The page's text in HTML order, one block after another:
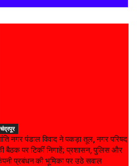
चंद्रपूर
नगर पंडाल विवाद ने पकड़ा तूल, नगर परिषद
बैठक पर टिकीं निगाहें; प्रशासन, पुलिस और
प्रबंधन की भूमिका पर उठे सवाल